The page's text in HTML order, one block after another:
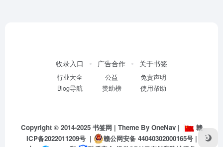
收录入口
行业大全
Blog导航
广告合作
公益
赞助榜
关于书签
免责声明
使用帮助
Copyright © 2014-2025 书签网 | Theme By OneNav|
赣
ICP备2022011209号| 赣公网安备 44040302000165号|